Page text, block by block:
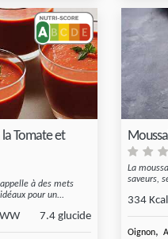
la Tomate et
à des mets
pour un...
7.4 glucide
La
saveurs,
334 Kcal
Oignon,